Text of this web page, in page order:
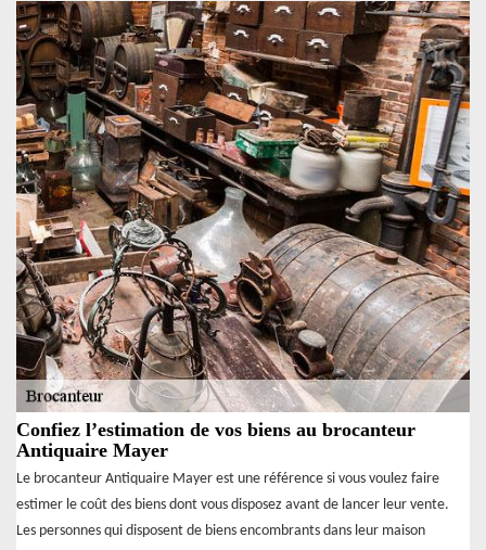
Confiez l’estimation de vos biens au brocanteur
Antiquaire Mayer
Le brocanteur Antiquaire Mayer est une référence si vous voulez faire
estimer le coût des biens dont vous disposez avant de lancer leur vente.
Les personnes qui disposent de biens encombrants dans leur maison